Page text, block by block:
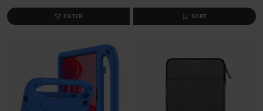
FILTER SORT